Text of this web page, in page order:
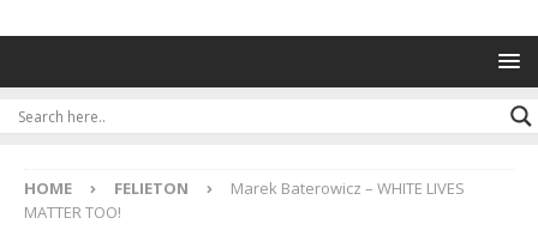
HOME FELIETON
Marek Baterowicz – WHITE LIVES
MATTER TOO!